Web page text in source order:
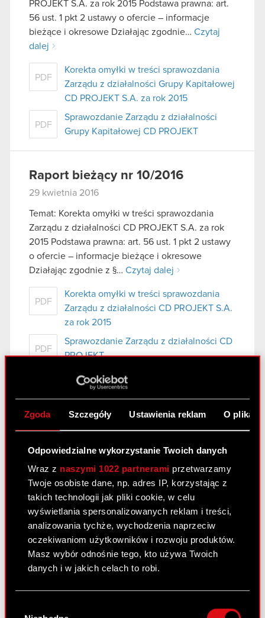
Zgoda Szczegóły Ustawienia reklam O
Odpowiedzialne wykorzystanie Twoich danych
Wraz z naszymi 1022 partnerami przetwarzamy
Twoje osobiste dane, np. adres IP, korzystając z
takich technologii jak pliki cookie, w celu
wyświetlania spersonalizowanych reklam i treści,
analizowania tychże, wychodzenia naprzeciw
oczekiwaniom użytkowników i rozwoju produktów.
Masz wybór odnośnie tego, kto używa Twoich
danych i w jakich celach to robi.
PROJEKT S.A. za rok 2015 Podstawa prawna: art.
56 ust. 1 pkt 2 ustawy o ofercie – informacje
bieżące i okresowe Działając zgodnie… Czytaj
dalej
PDF
Korekta omyłki w treści sprawozdania
Zarządu z działalności Grupy Kapitałowej
CD PROJEKT S.A. za rok 2015
PDF
Sprawozdanie Zarządu z działalności
Grupy Kapitałowej CD PROJEKT
Raport bieżący nr 10/2016
29 kwietnia 2016
Temat: Korekta omyłki w treści sprawozdania
Zarządu z działalności CD PROJEKT S.A. za rok
2015 Podstawa prawna: art. 56 ust. 1 pkt 2 ustawy
o ofercie – informacje bieżące i okresowe
Działając zgodnie z §… Czytaj dalej
PDF
Korekta omyłki w treści sprawozdania
Zarządu z działalności CD PROJEKT S.A.
za rok 2015
PDF
Sprawozdanie Zarządu z działalności CD
PROJEKT
Raport bieżący nr 9/2016
27 kwietnia 2016
Podstawa prawna: art. 56 ust. 1 pkt 2 ustawy o
ofercie- informacje bieżące i okresowe Zarząd
spółki CD PROJEKT S.A. („Spółka”) informuje, iż
w dniu 27 kwietnia 2016 roku Pan… Czytaj dalej
PDF Rezygnacja członka Rady Nadzorczej
Raport bieżący nr 8/2016
27 kwietnia 2016
Temat: Projekty uchwał Zwyczajnego Walnego